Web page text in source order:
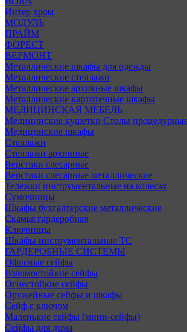
Интер хром
МОДУЛЬ
ПРАЙМ
ФОРЕСТ
ВЕРМОНТ
Металлические шкафы для одежды
Металлические стеллажи
Металлические архивные шкафы
Металлические картотечные шкафы
МЕДИЦИНСКАЯ МЕБЕЛЬ
Медицинские кушетки Столы
Медицинские шкафы
Стеллажи
Стеллажи архивные
Верстаки слесарные
Верстаки слесарные металлические
Тележки инструментальные на колесах
Сумочницы
Шкафы бухгалтерские металлические
Скамья гардеробная
Ключницы
Шкафы инструментальные ТС
ГАРДЕРОБНЫЕ СИСТЕМЫ
Офисные сейфы
Взломостойкие сейфы
Огнестойкие сейфы
Оружейные сейфы и шкафы
Сейф с ключом
Маленькие сейфы (мини-сейфы)
Сейфы для дома